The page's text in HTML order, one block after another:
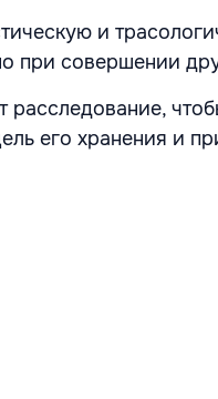
и
при совершении
его хранения и